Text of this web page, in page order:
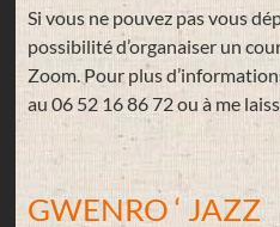
Si vous ne pouvez pas vous
possibilité d’organaiser un
Zoom. Pour plus
au 06 52 16 86 72 ou à me
GWENRO ‘ JAZZ